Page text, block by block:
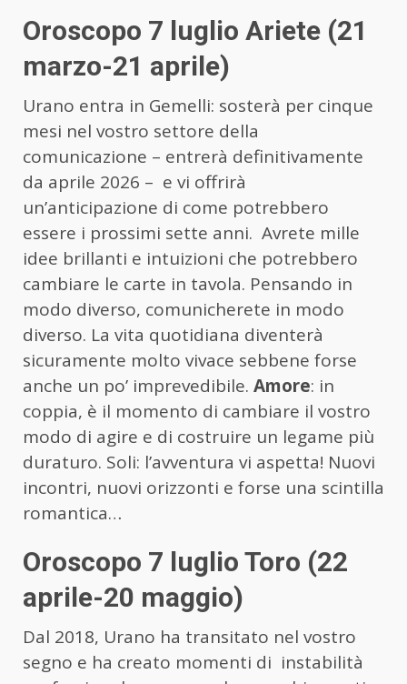
Oroscopo 7 luglio Ariete (21
marzo-21 aprile)
Urano entra in Gemelli: sosterà per cinque
mesi nel vostro settore della
comunicazione – entrerà definitivamente
da aprile 2026 – e vi offrirà
un’anticipazione di come potrebbero
essere i prossimi sette anni. Avrete mille
idee brillanti e intuizioni che potrebbero
cambiare le carte in tavola. Pensando in
modo diverso, comunicherete in modo
diverso. La vita quotidiana diventerà
sicuramente molto vivace sebbene forse
anche un po’ imprevedibile. Amore: in
coppia, è il momento di cambiare il vostro
modo di agire e di costruire un legame più
duraturo. Soli: l’avventura vi aspetta! Nuovi
incontri, nuovi orizzonti e forse una scintilla
romantica…
Oroscopo 7 luglio Toro (22
aprile-20 maggio)
Dal 2018, Urano ha transitato nel vostro
segno e ha creato momenti di instabilità